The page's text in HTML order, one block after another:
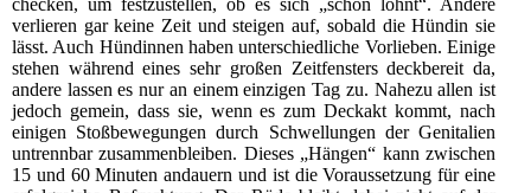
checken, um festzustellen, ob es sich „schon lohnt“. Andere
verlieren gar keine Zeit und steigen auf, sobald die Hündin sie
lässt. Auch Hündinnen haben unterschiedliche Vorlieben. Einige
stehen während eines sehr großen Zeitfensters deckbereit da,
andere lassen es nur an einem einzigen Tag zu. Nahezu allen ist
jedoch gemein, dass sie, wenn es zum Deckakt kommt, nach
einigen Stoßbewegungen durch Schwellungen der Genitalien
untrennbar zusammenbleiben. Dieses „Hängen“ kann zwischen
15 und 60 Minuten andauern und ist die Voraussetzung für eine